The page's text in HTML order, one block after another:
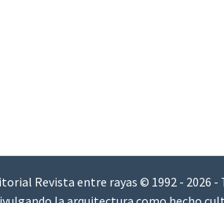
Revista entre rayas © 1992 - 2026 -